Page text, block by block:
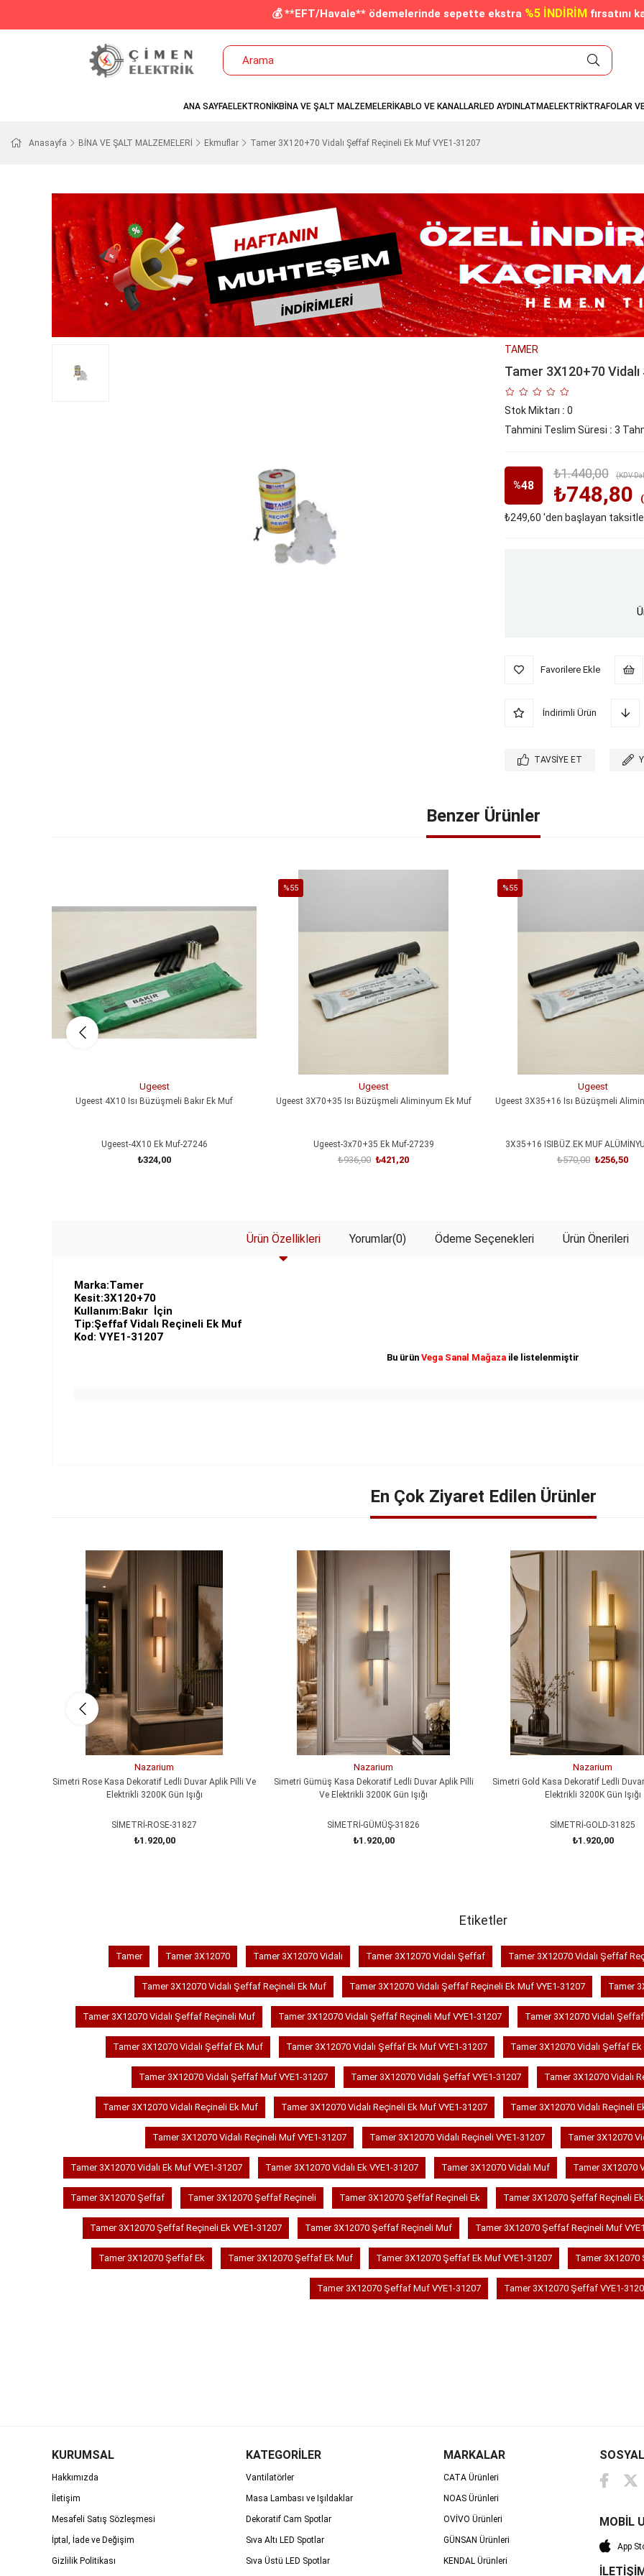
💰 **EFT/Havale** ödemelerinde sepette ekstra %5 İNDİRİM fırsatını
ANA SAYFAELEKTRONİKBİNA VE ŞALT MALZEMELERİKABLO VE KANALLARLED AYDINLATMAELEKTRİKTRAFOLAR
Anasayfa BİNA VE ŞALT MALZEMELERİ Ekmuflar Tamer 3X120+70 Vidalı Şeffaf Reçineli Ek Muf VYE1-31207
TAMER
Tamer 3X120+70
Stok Miktarı : 0
Tahmini Teslim Süresi : 3
%48
İndirim
₺1.440,00 (KDV
₺748,80
₺249,60 'den başlayan
Favorilere Ekle
İndirimli Ürün
TAVSIYE ET
Benzer Ürünler
Ugeest
Ugeest 4X10 Isı Büzüşmeli Bakır Ek Muf
Ugeest-4X10 Ek Muf-27246
₺324,00
%55
Ugeest
Ugeest 3X70+35 Isı Büzüşmeli Aliminyum Ek Muf
Ugeest-3x70+35 Ek Muf-27239
₺421,20
₺936,00
%55
Ugeest
Ugeest 3X35+16 Isı Büzüşmeli
3X35+16 ISIBÜZ.EK MUF
₺256,50
₺570,00
Ürün Özellikleri Yorumlar(0) Ödeme Seçenekleri Ürün Önerileri
Marka:Tamer
Kesit:3X120+70
Kullanım:Bakır İçin
Tip:Şeffaf Vidalı Reçineli Ek Muf
Kod: VYE1-31207
Bu ürün Vega Sanal Mağaza ile listelenmiştir
En Çok Ziyaret Edilen Ürünler
Nazarium
Simetri Rose Kasa Dekoratif Ledli Duvar Aplik Pilli Ve
Elektrikli 3200K Gün Işığı
SİMETRİ-ROSE-31827
₺1.920,00
Nazarium
Simetri Gümüş Kasa Dekoratif Ledli Duvar Aplik Pilli
Ve Elektrikli 3200K Gün Işığı
SİMETRİ-GÜMÜŞ-31826
₺1.920,00
Nazarium
Simetri Gold Kasa Dekoratif Ledli
Elektrikli 3200K Gün Işığı
SİMETRİ-GOLD-31825
₺1.920,00
Etiketler
Tamer Tamer 3X12070 Tamer 3X12070 Vidalı Tamer 3X12070 Vidalı Şeffaf Tamer 3X12070 Vidalı Şeffaf
Tamer 3X12070 Vidalı Şeffaf Reçineli Ek Muf Tamer 3X12070 Vidalı Şeffaf Reçineli Ek Muf VYE1-31207 Tamer
Tamer 3X12070 Vidalı Şeffaf Reçineli Muf Tamer 3X12070 Vidalı Şeffaf Reçineli Muf VYE1-31207 Tamer 3X12070 Vidalı
Tamer 3X12070 Vidalı Şeffaf Ek Muf Tamer 3X12070 Vidalı Şeffaf Ek Muf VYE1-31207 Tamer 3X12070 Vidalı Şeffaf Ek
Tamer 3X12070 Vidalı Şeffaf Muf VYE1-31207 Tamer 3X12070 Vidalı Şeffaf VYE1-31207 Tamer 3X12070 Vidalı
Tamer 3X12070 Vidalı Reçineli Ek Muf Tamer 3X12070 Vidalı Reçineli Ek Muf VYE1-31207 Tamer 3X12070 Vidalı Reçineli
Tamer 3X12070 Vidalı Reçineli Muf VYE1-31207 Tamer 3X12070 Vidalı Reçineli VYE1-31207 Tamer 3X12070
Tamer 3X12070 Vidalı Ek Muf VYE1-31207 Tamer 3X12070 Vidalı Ek VYE1-31207 Tamer 3X12070 Vidalı Muf Tamer 3X12070
Tamer 3X12070 Şeffaf Tamer 3X12070 Şeffaf Reçineli Tamer 3X12070 Şeffaf Reçineli Ek Tamer 3X12070 Şeffaf Reçineli
Tamer 3X12070 Şeffaf Reçineli Ek VYE1-31207 Tamer 3X12070 Şeffaf Reçineli Muf Tamer 3X12070 Şeffaf Reçineli Muf
Tamer 3X12070 Şeffaf Ek Tamer 3X12070 Şeffaf Ek Muf Tamer 3X12070 Şeffaf Ek Muf VYE1-31207 Tamer 3X12070
Tamer 3X12070 Şeffaf Muf VYE1-31207 Tamer 3X12070 Şeffaf VYE1-
KURUMSAL
Hakkımızda
İletişim
Mesafeli Satış Sözleşmesi
İptal, İade ve Değişim
Gizlilik Politikası
KATEGORİLER
Vantilatörler
Masa Lambası ve Işıldaklar
Dekoratif Cam Spotlar
Sıva Altı LED Spotlar
Sıva Üstü LED Spotlar
MARKALAR
CATA Ürünleri
NOAS Ürünleri
OVİVO Ürünleri
GÜNSAN Ürünleri
KENDAL Ürünleri
MOBİL
App